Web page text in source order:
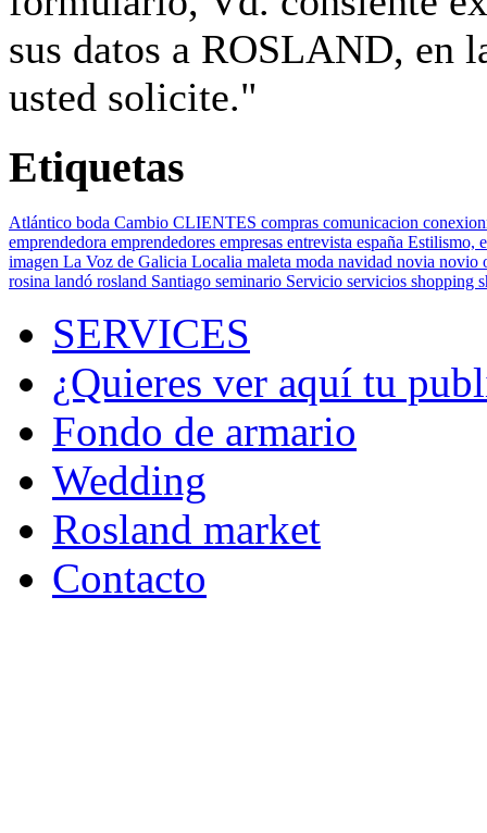
sus datos a ROSLAND, en
usted solicite."
Etiquetas
Atlántico boda Cambio CLIENTES compras comunicacion
emprendedora emprendedores empresas entrevista españa Estilismo,
imagen La Voz de Galicia Localia maleta moda navidad novia novio
rosina landó rosland Santiago seminario Servicio servicios shopping
SERVICES
¿Quieres ver aquí tu
Fondo de armario
Wedding
Rosland market
Contacto